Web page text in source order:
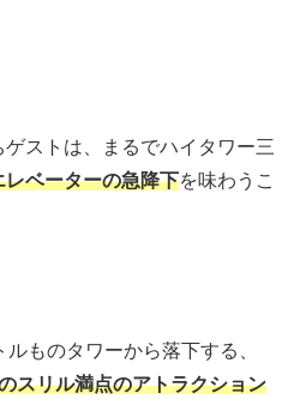
ストは、まるでハイタワー三
レベーターの急降下を味わうこ
ものタワーから落下する、
スリル満点のアトラクション